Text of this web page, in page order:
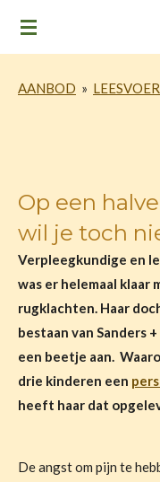
Ga
deAANBOD » LEESVOER
Op een
wil je toch
Verpleegkundige en
was er helemaal klaar
rugklachten. Haar
bestaan van Sanders
een beetje aan.
drie kinderen een
heeft haar dat
De angst om pijn te